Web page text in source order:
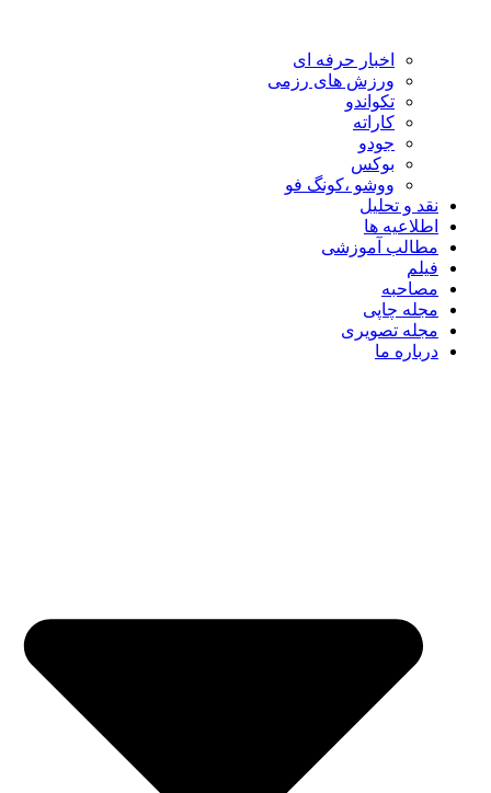
اخبار حرفه ای
ورزش های رزمی
تکواندو
کاراته
جودو
بوکس
ووشو ،کونگ فو
نقد و تحلیل
اطلاعیه ها
مطالب آموزشی
فیلم
مصاحبه
مجله چاپی
مجله تصویری
درباره ما